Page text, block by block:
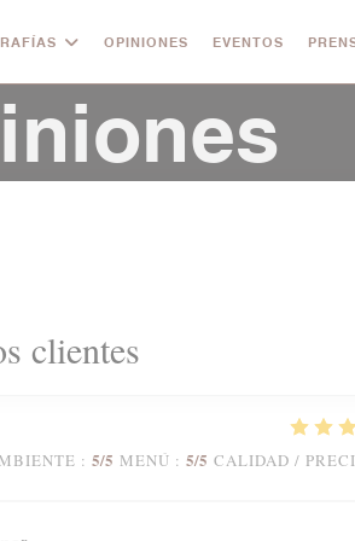
OPINIONES EVENTOS
clientes
: 5/5 MENÚ : 5/5 CALIDAD /